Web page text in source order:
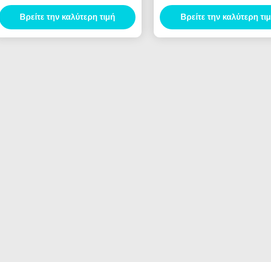
τύπο
Βρείτε την καλύτερη τιμή
φρυδιών Κενό δοχείο με
Eyeliner
Βρείτε την καλύτερη